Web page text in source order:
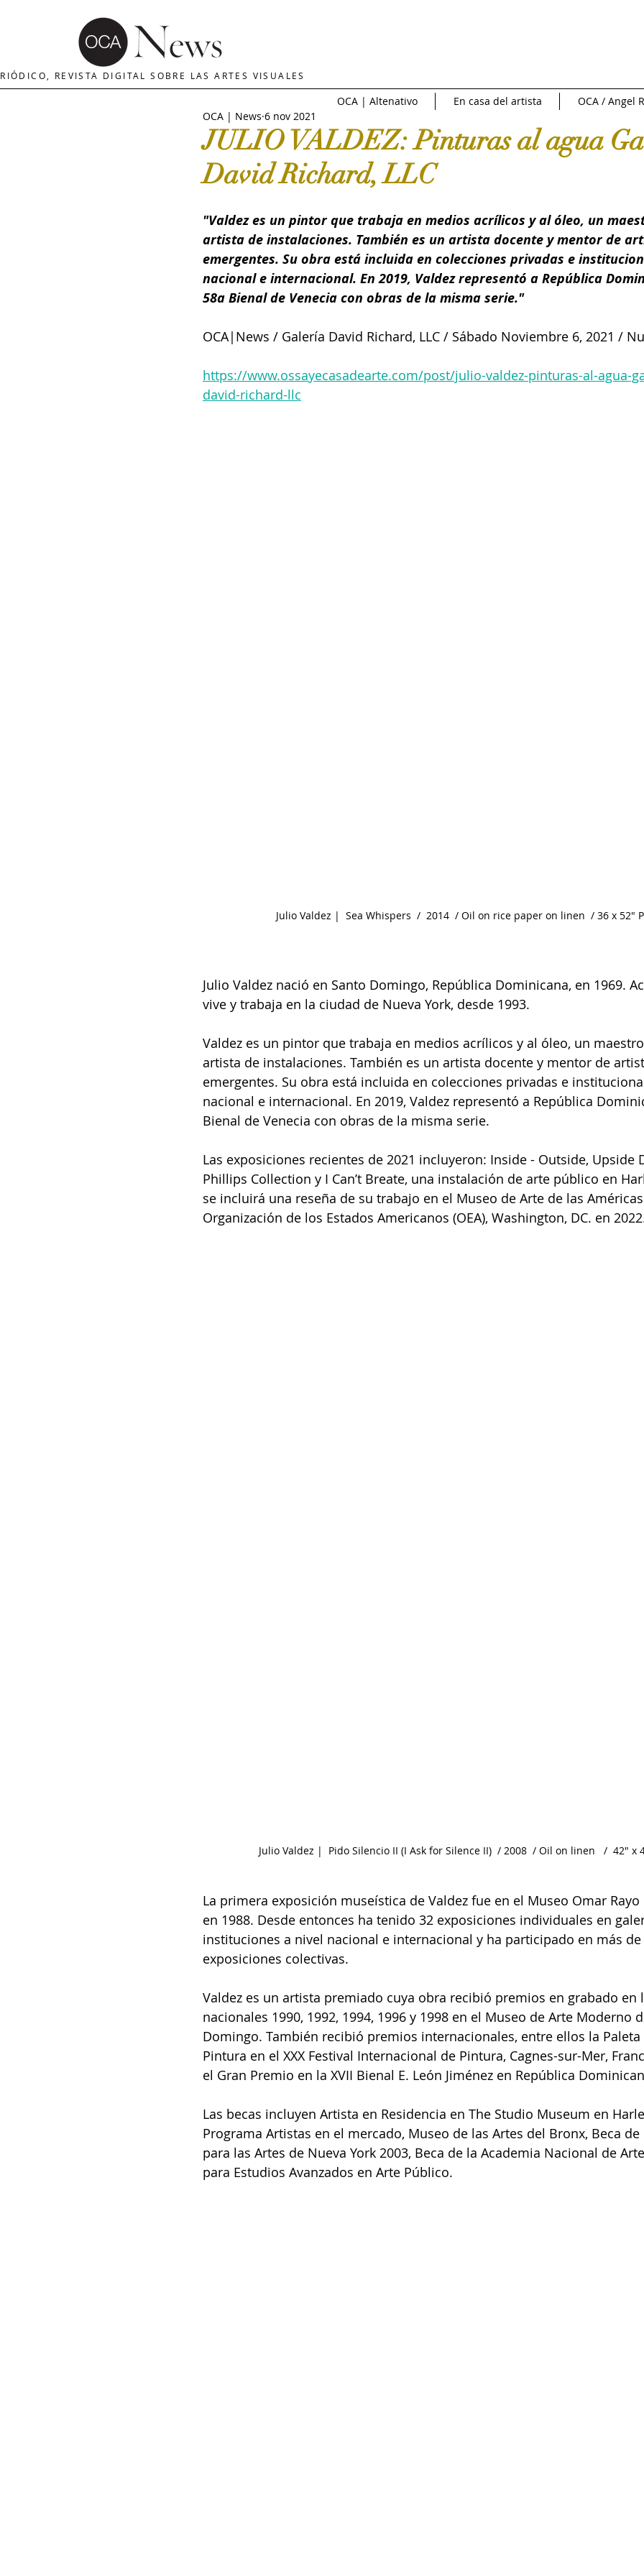
MERCADO DE ARTE INTERNACIONAL
The Art Newspaper Crítica de Arte Art News
Palacio deBellas arte Critica de cine Crítica y Teoría del arte Conversatorio en la Red
Escultura OCA|Newsletter Art in America Ossaye Casa de Arte
JULIO VALDEZ: Pinturas al agua
David Richard, LLC
OCA | News 6 nov 2021
"Valdez es un pintor que trabaja en medios acrílicos y al óleo, un
artista de instalaciones. También es un artista docente y mentor de
emergentes. Su obra está incluida en colecciones privadas e
nacional e internacional. En 2019, Valdez representó a República
58a Bienal de Venecia con obras de la misma serie."
OCA|News / Galería David Richard, LLC / Sábado Noviembre 6, 2021 /
https://www.ossayecasadearte.com/post/julio-valdez-pinturas-al-agua-
david-richard-llc
Julio Valdez |  Sea Whispers  /  2014  / Oil on rice paper on linen  / 36 x 52"
Julio Valdez nació en Santo Domingo, República Dominicana, en 1969.
vive y trabaja en la ciudad de Nueva York, desde 1993.
Valdez es un pintor que trabaja en medios acrílicos y al óleo, un
artista de instalaciones. También es un artista docente y mentor de
emergentes. Su obra está incluida en colecciones privadas e
nacional e internacional. En 2019, Valdez representó a República
Bienal de Venecia con obras de la misma serie.
Las exposiciones recientes de 2021 incluyeron: Inside - Outside, Upside
Phillips Collection y I Can’t Breate, una instalación de arte público en
se incluirá una reseña de su trabajo en el Museo de Arte de las
Organización de los Estados Americanos (OEA), Washington, DC. en
Julio Valdez |  Pido Silencio II (I Ask for Silence II)  / 2008  / Oil on linen   /  42" x
La primera exposición museística de Valdez fue en el Museo Omar
en 1988. Desde entonces ha tenido 32 exposiciones individuales en
instituciones a nivel nacional e internacional y ha participado en más
exposiciones colectivas.
Valdez es un artista premiado cuya obra recibió premios en grabado en
nacionales 1990, 1992, 1994, 1996 y 1998 en el Museo de Arte Moderno
Domingo. También recibió premios internacionales, entre ellos la
Pintura en el XXX Festival Internacional de Pintura, Cagnes-sur-Mer,
el Gran Premio en la XVII Bienal E. León Jiménez en República
Las becas incluyen Artista en Residencia en The Studio Museum en
Programa Artistas en el mercado, Museo de las Artes del Bronx, Beca
para las Artes de Nueva York 2003, Beca de la Academia Nacional de
para Estudios Avanzados en Arte Público.
REVISTA DIGITAL SOBRE LAS ARTES VISUALES
OCA | Altenativo En casa del artista OCA / Angel